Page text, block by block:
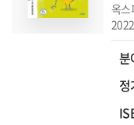
옥스
분
정